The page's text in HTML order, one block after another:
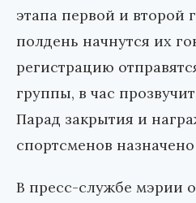
этапа первой и второй
полдень начнутся их
регистрацию
группы, в час
Парад закрытия и
спортсменов назначено
В пресс-службе мэрии